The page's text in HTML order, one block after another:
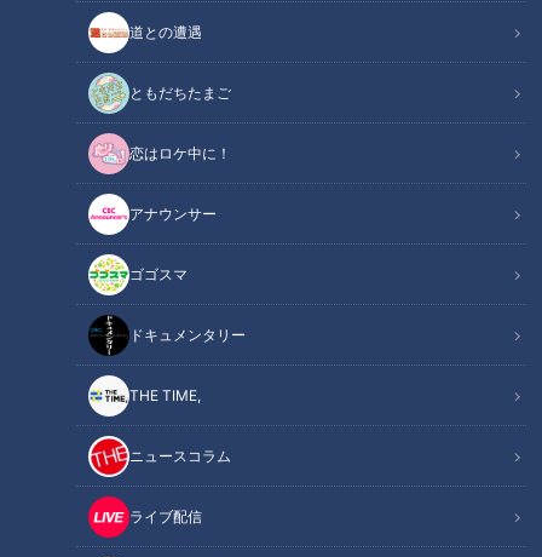
道との遭遇
ともだちたまご
恋はロケ中に！
アナウンサー
ゴゴスマ
ドキュメンタリー
THE TIME,
ニュースコラム
ライブ配信
関連リンク
新感覚のもっちゅもちゅ食感
192時間待ちの予約争奪戦
無駄足を防ぐ事前確認
バズる？「夢のドーナツ」
オススメ関連コンテンツ
新感覚のもっちゅもちゅ食感
安藤が今回手に入れたのは、ミスタードーナツから販売されて
いる「もっちゅりん」。昨年も大人気で、再販を待ち望む声が
多く寄せられていた商品です。